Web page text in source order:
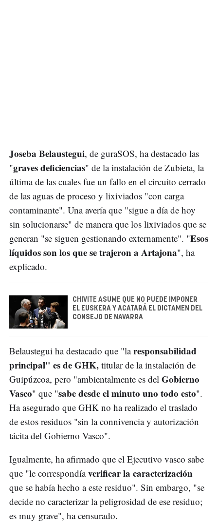
Joseba Belaustegui, de guraSOS, ha destacado las
"graves deficiencias" de la instalación de Zubieta, la
última de las cuales fue un fallo en el circuito cerrado
de las aguas de proceso y lixiviados "con carga
contaminante". Una avería que "sigue a día de hoy
sin solucionarse" de manera que los lixiviados que se
generan "se siguen gestionando externamente". "Esos
líquidos son los que se trajeron a Artajona", ha
explicado.
CHIVITE ASUME QUE NO PUEDE IMPONER
EL EUSKERA Y ACATARÁ EL DICTAMEN DEL
CONSEJO DE NAVARRA
Belaustegui ha destacado que "laresponsabilidad
principal" es de GHK, titular de la instalación de
Guipúzcoa, pero "ambientalmente es del Gobierno
Vasco" que "sabe desde el minuto uno todo esto".
Ha asegurado que GHK no ha realizado el traslado
de estos residuos "sin la connivencia y autorización
tácita del Gobierno Vasco".
Igualmente, ha afirmado que el Ejecutivo vasco sabe
que "le correspondíaverificar la caracterización
que se había hecho a este residuo". Sin embargo, "se
decide no caracterizar la peligrosidad de ese residuo;
es muy grave", ha censurado.